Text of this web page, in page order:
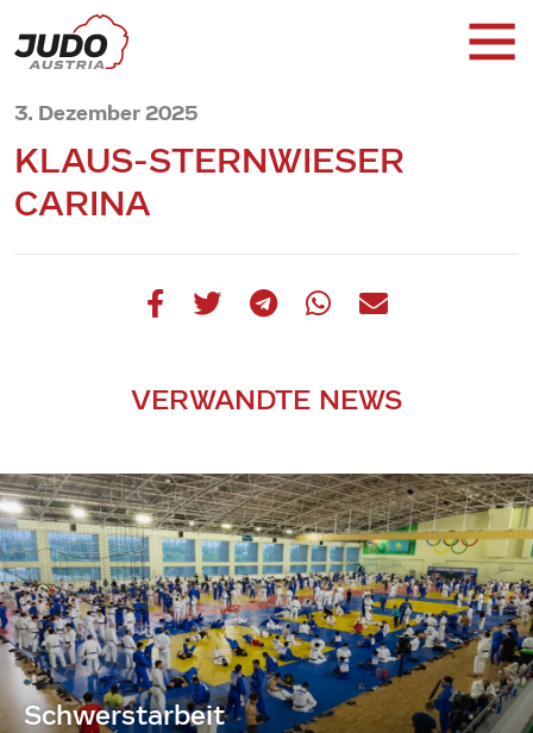
3. Dezember 2025
KLAUS-STERNWIESER
CARINA
VERWANDTE NEWS
Schwerstarbeit